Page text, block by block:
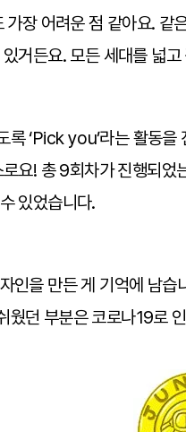
장 어려운 점 같아요.
거든요. 모든 세대를 넓
록 ‘Pick you’라는 활동
요! 총 9회차가 진행되
있었습니다.
인을 만든 게 기억에 남
웠던 부분은 코로나19로